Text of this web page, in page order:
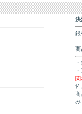
決
銀
商
関
佐
商
み